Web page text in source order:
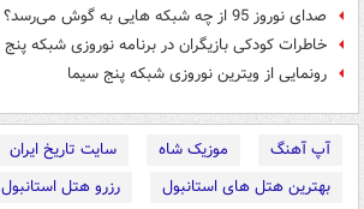
صدای نوروز 95 از چه شبکه هایی به گوش می‌رسد؟
خاطرات کودکی بازیگران در برنامه نوروزی شبکه پنج
رونمایی از ویترین نوروزی شبکه پنج سیما
آپ آهنگ موزیک شاه
سایت تاریخ ایران
بهترین هتل های استانبول
رزرو هتل استانبول